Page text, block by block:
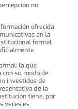
no
ofrecida
en la
formal
la que
su modo de
investidos de
de la
tiene, por
veces es